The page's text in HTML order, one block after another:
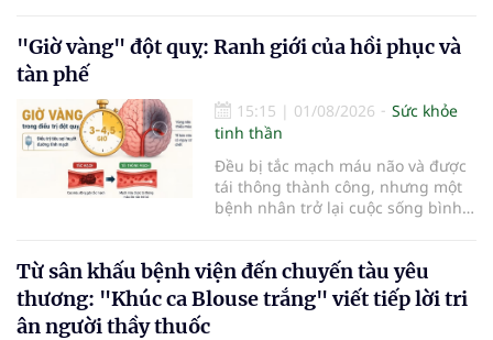
cho các hoạt động tập luyện
thường trở thành một thách thức
"Giờ vàng" đột quỵ: Ranh giới của hồi phục và
tàn phế
15:15 | 01/08/2026
Sức khỏe
tinh thần
Đều bị tắc mạch máu não và được
tái thông thành công, nhưng một
bệnh nhân trở lại cuộc sống bình
trường hợp tại Bệnh viện Đại học Y
Hà Nội cho thấy "giờ vàng" không
chỉ quyết định việc "cứu não" mà
Từ sân khấu bệnh viện đến chuyến tàu yêu
thương: "Khúc ca Blouse trắng" viết tiếp lời tri
ân người thầy thuốc